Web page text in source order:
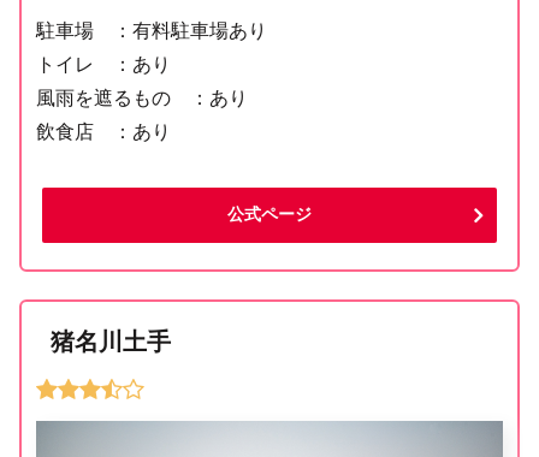
駐車場 ：有料駐車場あり
トイレ ：あり
風雨を遮るもの ：あり
飲食店 ：あり
公式ページ
猪名川土手